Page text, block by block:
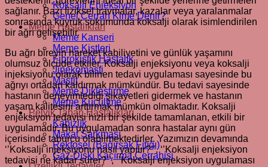
Koksalji Enjeksiyon
Genel Cerrah Kime Denir?
Meme Hastalıkları
Meme Kanseri
Meme Kistleri
Fibrokistik Hastalık
Jinekomasti
Mastit
Meme Dikleştirme
Meme Küçültme
Pelvik Taban Hastalıkları
Kabızlık
Makat Sarkması
Rektosel (Bağırsak Fıtığı)
Gaz-Dışkı Kaçırma Cerrahisi
sağlanır. Bazı fiziksel travmalar, kazalar veya yaralanmalar
sonrasında kuyruk sokumunda koksalji olarak isimlendirilen
bir ağrı gelişebilir.
Bu ağrı bireyin hareket kabiliyetini ve günlük yaşamını
olumsuz ölçüde etkiler. Koksalji enjeksiyonu veya koksalji
injeksiyonu olarak bilinen tedavi uygulaması sayesinde bu
ağrıyı ortadan kaldırmak mümkündür. Bu tedavi sayesinde
hastanın deneyimlediği şikayetleri gidermek ve hastanın
yaşam kalitesini arttırmak mümkün olmaktadır. Koksalji
enjeksiyon tedavisi hızlı bir şekilde tamamlanan, etkili bir
uygulamadır. Bu uygulamadan sonra hastalar aynı gün
içerisinde taburcu olabilmektedirler. Yazımızın devamında
‘’Koksalji injeksiyonu nasıl yapılır?’’, ‘’Koksalji enjeksiyon
tedavisi ne kadar sürer?’’, ‘’Koksalji enjeksiyon uygulaması